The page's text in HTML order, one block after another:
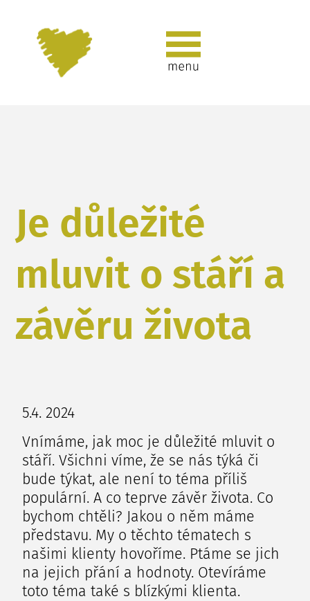
Je důležité
mluvit o stáří a
závěru života
5.4. 2024
Vnímáme, jak moc je důležité mluvit o
stáří. Všichni víme, že se nás týká či
bude týkat, ale není to téma příliš
populární. A co teprve závěr života. Co
bychom chtěli? Jakou o něm máme
představu. My o těchto tématech s
našimi klienty hovoříme. Ptáme se jich
na jejich přání a hodnoty. Otevíráme
toto téma také s blízkými klienta.